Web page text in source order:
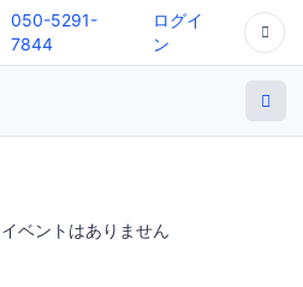
050-5291-
7844
ログイ
ン
ベントはありません